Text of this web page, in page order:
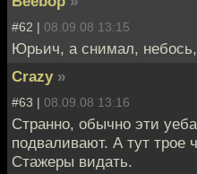
#62 | 08.09.08 13:15
Юрьич, а снимал,
Crazy »
#63 | 08.09.08 13:16
Странно, обычно эти
подваливают. А тут трое
Стажеры видать.